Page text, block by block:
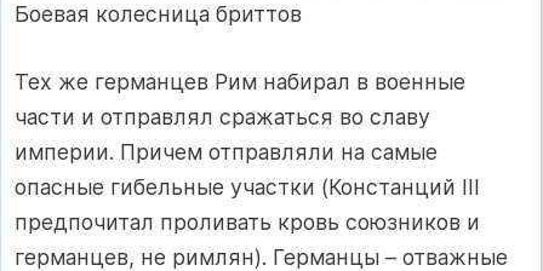
Боевая колесница бриттов
Тех же германцев Рим набирал в военные
части и отправлял сражаться во славу
империи. Причем отправляли на самые
опасные гибельные участки (Констанций III
предпочитал проливать кровь союзников и
германцев, не римлян). Германцы – отважные